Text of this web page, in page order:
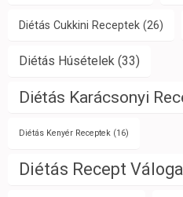
Diétás Cukkini Receptek (26)
Diétás Húsételek (33)
Diétás Karácsonyi
Diétás Kenyér Receptek (16)
Diétás Recept